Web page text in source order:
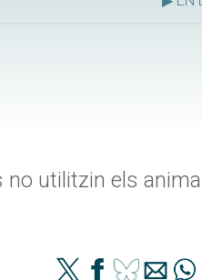
no utilitzin els